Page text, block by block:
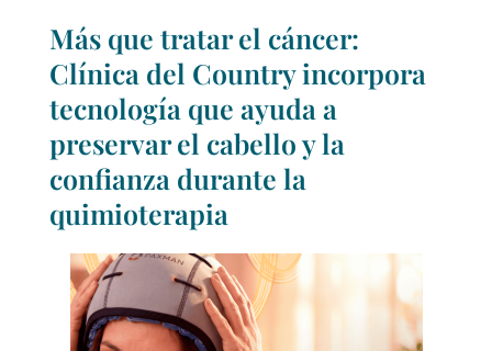
Más que tratar el cáncer:
Clínica del Country incorpora
tecnología que ayuda a
preservar el cabello y la
confianza durante la
quimioterapia